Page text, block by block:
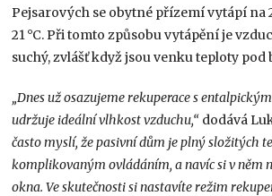
Pejsarových se obytné přízemí vytápí na
21 °C. Při tomto způsobu vytápění je
suchý, zvlášť když jsou venku teploty pod
„Dnes už osazujeme rekuperace s
udržuje ideální vlhkost vzduchu,“ dodává
často myslí, že pasivní dům je plný složitých
komplikovaným ovládáním, a navíc si v něm
okna. Ve skutečnosti si nastavíte režim